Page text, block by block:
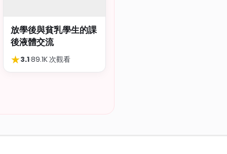
放學後與貧乳學生的課
後液體交流
★3.1·89.1K 次觀看